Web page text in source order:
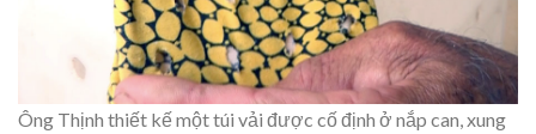
Ông Thịnh thiết kế một túi vải được cố định ở nắp can, xung